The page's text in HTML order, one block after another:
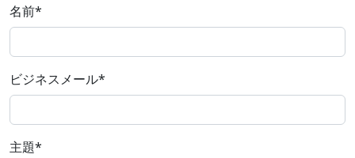
名前*
ビジネスメール*
主題*